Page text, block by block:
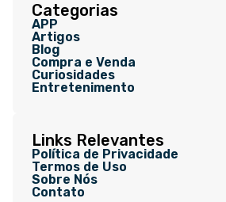
Categorias
APP
Artigos
Blog
Compra e Venda
Curiosidades
Entretenimento
Links Relevantes
Política de Privacidade
Termos de Uso
Sobre Nós
Contato